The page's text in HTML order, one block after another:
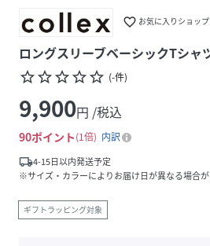
favorite_border お気に入りショッ
ロングスリーブベーシックTシャ
star_borderstar_borderstar_borderstar_borderstar_border (-件)
9,900円 /税込
90ポイント 1倍
内訳
local_shipping4-15日以内発送予定
※サイズ・カラーによりお届け日が異なる場合が
ギフトラッピング対象